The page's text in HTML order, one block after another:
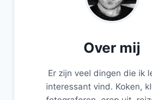
Over mij
Er zijn veel dingen die ik
interessant vind. Koken,